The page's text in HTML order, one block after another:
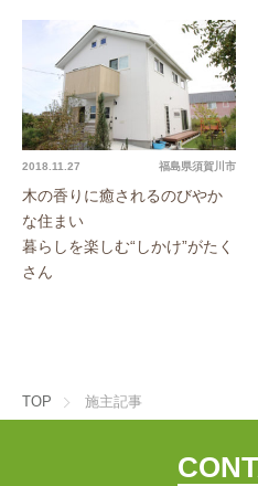
2018.11.27 福島県須賀川市
木の香りに癒されるのびやか
な住まい
暮らしを楽しむ“しかけ”がたく
さん
TOP 施主記事